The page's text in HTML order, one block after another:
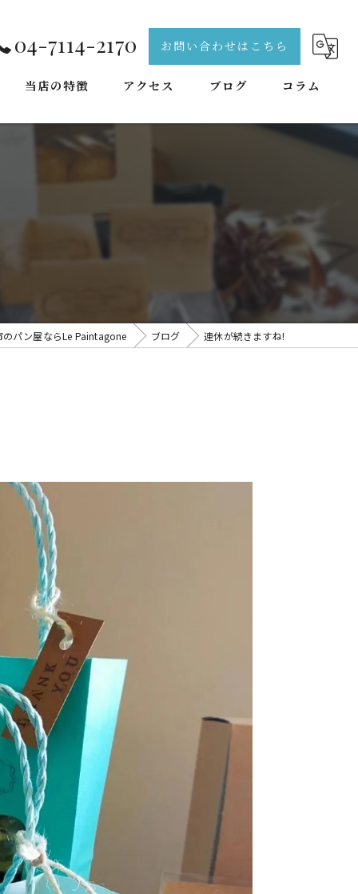
04-7114-2170 お問い合わせはこちら
当店の特徴
天然酵母
アクセス ブログ コラム
のパン屋ならLe Paintagone ブログ 連休が続きますね!